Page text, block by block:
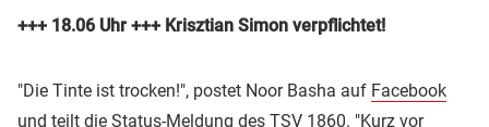
+++ 18.06 Uhr +++ Krisztian Simon verpflichtet!
"Die Tinte ist trocken!", postet Noor Basha auf Facebook
und teilt die Status-Meldung des TSV 1860. "Kurz vor